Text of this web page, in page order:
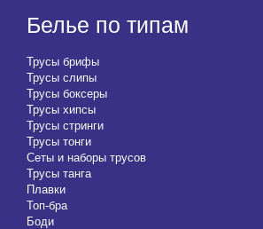
Белье по типам
Трусы брифы
Трусы слипы
Трусы боксеры
Трусы хипсы
Трусы стринги
Трусы тонги
Сеты и наборы трусов
Трусы танга
Плавки
Топ-бра
Боди